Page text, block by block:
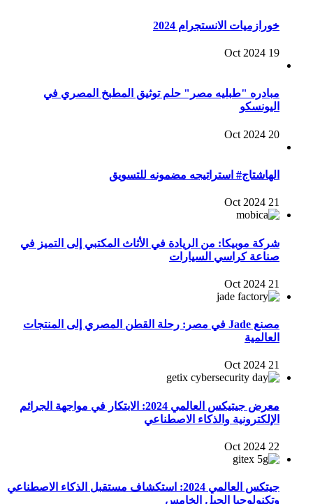
خورازميات الانستجرام 2024
19 Oct 2024
مبادره "طبليه مصر" حلم توثيق المطبخ المصري في
اليونسكو
20 Oct 2024
الهاشتاج# استراتيجه مضمونه للتسويق
21 Oct 2024
شركة موبيكا: من الريادة في الأثاث المكتبي إلى التميز في
صناعة كراسي السيارات
21 Oct 2024
مصنع Jade في مصر: رحلة القطن المصري إلى المنتجات
العالمية
21 Oct 2024
معرض جيتيكس العالمي 2024: الابتكار في مواجهة الجرائم
الإلكترونية والذكاء الاصطناعي
22 Oct 2024
جيتكس العالمي 2024: استكشاف مستقبل الذكاء الاصطناعي
وتكنولوجيا الجيل الخامس